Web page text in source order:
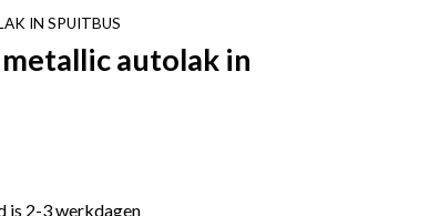
IN SPUITBUS
autolak in
is 2-3 werkdagen